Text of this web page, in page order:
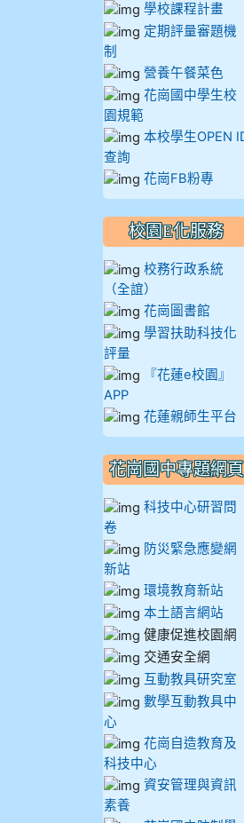
學校課程計畫
定期評量審題機
制
營養午餐菜色
花崗國中學生校
園規範
本校學生OPEN
查詢
花崗FB粉專
校園E化服務
校務行政系統
（全誼）
花崗圖書館
學習扶助科技化
評量
『花蓮e校園』
APP
花蓮親師生平台
花崗國中專題網頁
科技中心研習問
卷
防災緊急應變網
新站
環境教育新站
本土語言網站
健康促進校園網
交通安全網
互動教具研究室
數學互動教具中
心
花崗自造教育及
科技中心
資安管理與資訊
素養